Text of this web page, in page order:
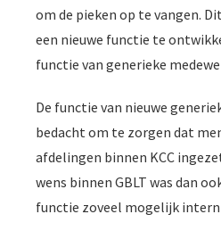
om de pieken op te vangen.
een nieuwe functie te
functie van generieke
De functie van nieuwe
bedacht om te zorgen dat
afdelingen binnen KCC
wens binnen GBLT was dan
functie zoveel mogelijk